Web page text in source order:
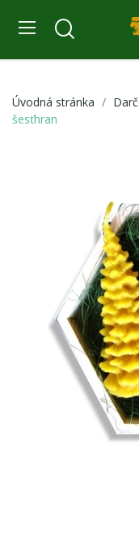
Úvodná stránka
šesťhran